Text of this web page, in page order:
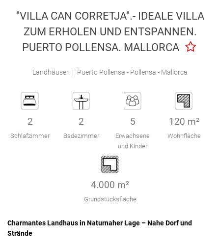
Engel & Völkers Holiday Villas
Kundenbetreuung
"VILLA CAN CORRETJA".- IDEALE VILLA
ZUM ERHOLEN UND ENTSPANNEN.
PUERTO POLLENSA. MALLORCA
Landhäuser | Puerto Pollensa - Pollensa - Mallorca
2
Schlafzimmer
2
Badezimmer
5
Erwachsene
und Kinder
120 m²
Wohnfläche
4.000 m²
Grundstücksfläche
Charmantes Landhaus in Naturnaher Lage – Nahe Dorf und
Strände